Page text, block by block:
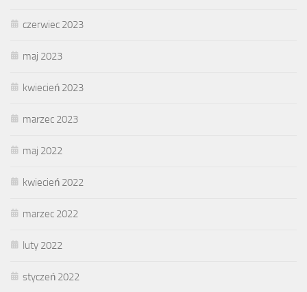
czerwiec 2023
maj 2023
kwiecień 2023
marzec 2023
maj 2022
kwiecień 2022
marzec 2022
luty 2022
styczeń 2022